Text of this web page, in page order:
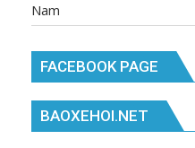
Nam
FACEBOOK PAGE
BAOXEHOI.NET